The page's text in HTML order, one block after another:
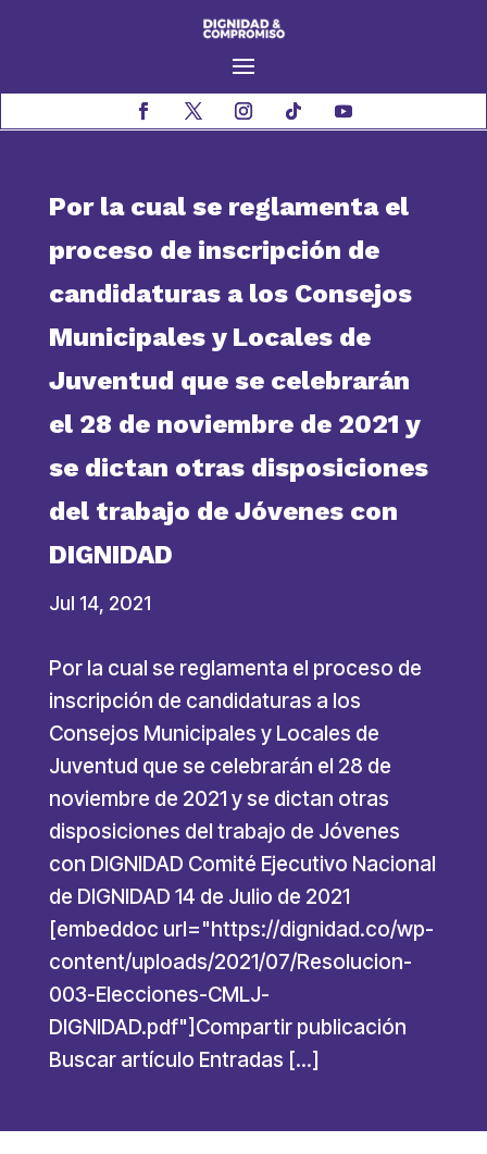
Por la cual se reglamenta el
proceso de inscripción de
candidaturas a los Consejos
Municipales y Locales de
Juventud que se celebrarán
el 28 de noviembre de 2021 y
se dictan otras disposiciones
del trabajo de Jóvenes con
DIGNIDAD
Jul 14, 2021
Por la cual se reglamenta el proceso de
inscripción de candidaturas a los
Consejos Municipales y Locales de
Juventud que se celebrarán el 28 de
noviembre de 2021 y se dictan otras
disposiciones del trabajo de Jóvenes
con DIGNIDAD Comité Ejecutivo Nacional
de DIGNIDAD 14 de Julio de 2021
[embeddoc url="https://dignidad.co/wp-
content/uploads/2021/07/Resolucion-
003-Elecciones-CMLJ-
DIGNIDAD.pdf"]Compartir publicación
Buscar artículo Entradas […]